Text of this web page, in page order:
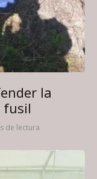
la
fusil
de lectura